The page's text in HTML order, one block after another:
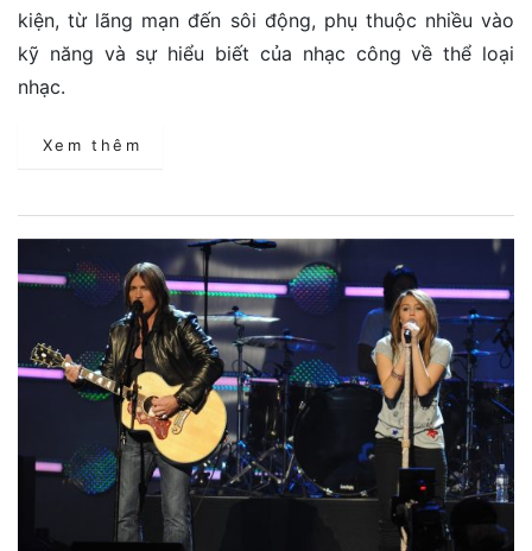
kiện, từ lãng mạn đến sôi động, phụ thuộc nhiều vào
kỹ năng và sự hiểu biết của nhạc công về thể loại
nhạc.
Xem thêm